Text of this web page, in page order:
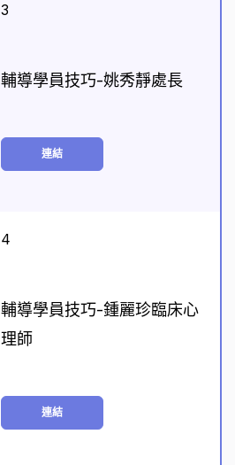
3
輔導學員技巧-姚秀靜處長
連結
4
輔導學員技巧-鍾麗珍臨床心
理師
連結